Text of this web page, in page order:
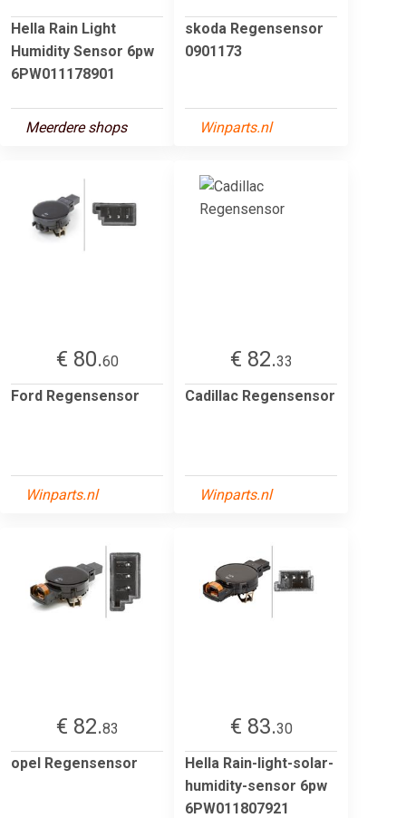
Hella Rain Light
Humidity Sensor 6pw
6PW011178901
Meerdere shops
skoda Regensensor
0901173
Winparts.nl
€ 80.60
Ford Regensensor
Winparts.nl
€ 82.33
Cadillac Regensensor
Winparts.nl
€ 82.83
opel Regensensor
€ 83.30
Hella Rain-light-solar-
humidity-sensor 6pw
6PW011807921